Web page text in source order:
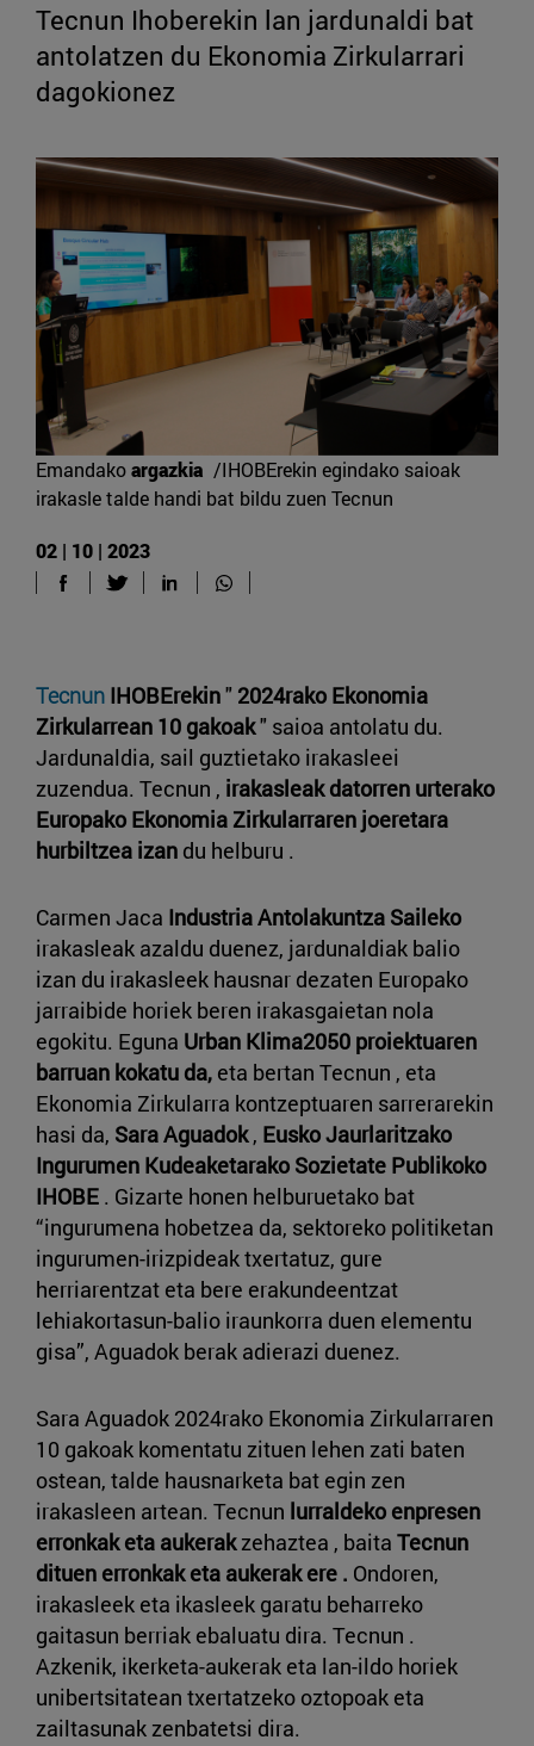
Tecnun Ihoberekin lan jardunaldi bat
antolatzen du Ekonomia Zirkularrari
dagokionez
Emandakoargazkia /IHOBErekin egindako saioak
irakasle talde handi bat bildu zuen Tecnun
02 | 10 | 2023
Tecnun IHOBErekin" 2024rako Ekonomia
Zirkularrean 10 gakoak" saioa antolatu du.
Jardunaldia, sail guztietako irakasleei
zuzendua. Tecnun , irakasleak datorren urterako
Europako Ekonomia Zirkularraren joeretara
hurbiltzea izan du helburu .
Carmen Jaca Industria Antolakuntza Saileko
irakasleak azaldu duenez, jardunaldiak balio
izan du irakasleek hausnar dezaten Europako
jarraibide horiek beren irakasgaietan nola
egokitu. Eguna Urban Klima2050 proiektuaren
barruan kokatu da, eta bertan Tecnun , eta
Ekonomia Zirkularra kontzeptuaren sarrerarekin
hasi da, Sara Aguadok, Eusko Jaurlaritzako
Ingurumen Kudeaketarako Sozietate Publikoko
IHOBE . Gizarte honen helburuetako bat
“ingurumena hobetzea da, sektoreko politiketan
ingurumen-irizpideak txertatuz, gure
herriarentzat eta bere erakundeentzat
lehiakortasun-balio iraunkorra duen elementu
gisa”, Aguadok berak adierazi duenez.
Sara Aguadok 2024rako Ekonomia Zirkularraren
10 gakoak komentatu zituen lehen zati baten
ostean, talde hausnarketa bat egin zen
irakasleen artean. Tecnun lurraldeko enpresen
erronkak eta aukerakzehaztea , baita Tecnun
dituen erronkak eta aukerak ere . Ondoren,
irakasleek eta ikasleek garatu beharreko
gaitasun berriak ebaluatu dira. Tecnun .
Azkenik, ikerketa-aukerak eta lan-ildo horiek
unibertsitatean txertatzeko oztopoak eta
zailtasunak zenbatetsi dira.